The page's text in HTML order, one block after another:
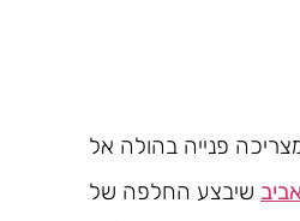
פנייה בהולה אל
שיבצע החלפה של